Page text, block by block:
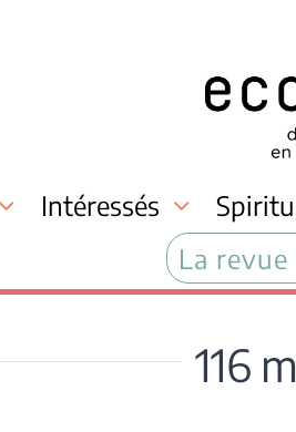
Intéressés
La revue
116